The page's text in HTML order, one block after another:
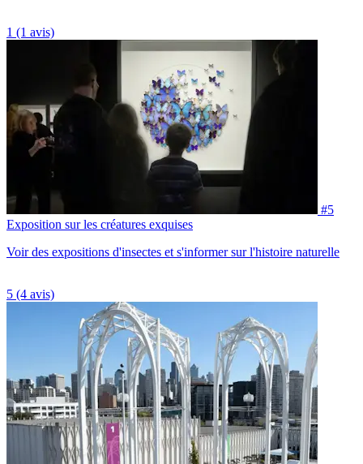
1 (1 avis)
#5
Exposition sur les créatures exquises
Voir des expositions d'insectes et s'informer sur l'histoire naturelle
5 (4 avis)